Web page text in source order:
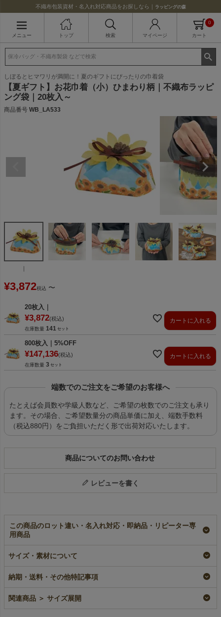
不織布包装資材・名入れ対応商品をお探しなら｜ ラッピングの森
メニュー トップ 検索 マイページ カート
0
しぼるとヒマワリが満開に！夏のギフトにぴったりの巾着袋
【夏ギフト】お花巾着（小）ひまわり柄｜不織布ラッピ
ング袋｜20枚入～
商品番号 WB_LA533
¥3,872税込 〜
20枚入｜
¥3,872 税込
在庫数量 141
カートに入れる
800枚入｜5%OFF
¥147,136 税込
在庫数量 3
カートに入れる
端数でのご注文をご希望のお客様へ
たとえば会員数や学級人数など、ご希望の枚数でのご注文も承り
ます。その場合、ご希望数量分の商品単価に加え、端数手数料
（税込880円）をご負担いただく形で出荷対応いたします。
商品についてのお問い合わせ
レビューを書く
この商品のロット違い・名入れ対応・即納品・リピーター専
用商品
水上花火柄｜不織布ラ
ッピング袋｜20枚入～
即納品
柄｜不織布ラッピング
袋｜20枚入～
ク 盆おどり柄｜不織
布ラッピング袋｜20枚
サイズ・素材について
納期・送料・その他特記事項
関連商品 ＞ サイズ展開